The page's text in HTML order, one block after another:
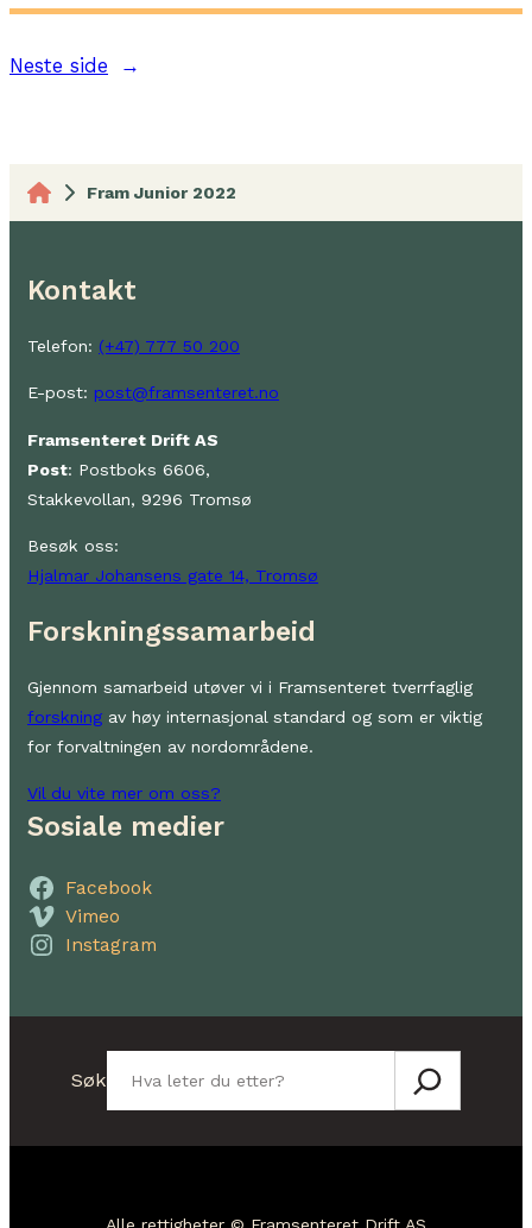
Neste side →
Fram Junior 2022
Kontakt
Telefon: (+47) 777 50 200
E-post: post@framsenteret.no
Framsenteret Drift AS
Post: Postboks 6606,
Stakkevollan, 9296 Tromsø
Besøk oss:
Hjalmar Johansens gate 14, Tromsø
Forskningssamarbeid
Gjennom samarbeid utøver vi i Framsenteret tverrfaglig
forskning av høy internasjonal standard og som er viktig
for forvaltningen av nordområdene.
Vil du vite mer om oss?
Sosiale medier
Facebook
Vimeo
Instagram
Søk